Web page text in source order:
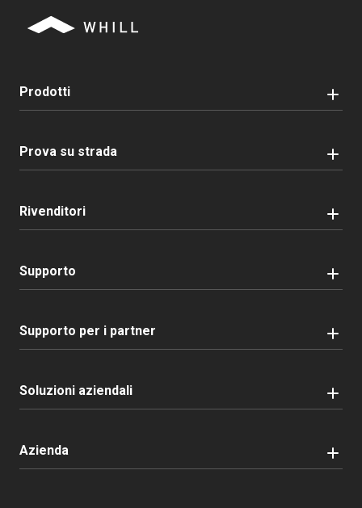
Prodotti
Prova su strada
Rivenditori
Supporto
Supporto per i partner
Soluzioni aziendali
Azienda